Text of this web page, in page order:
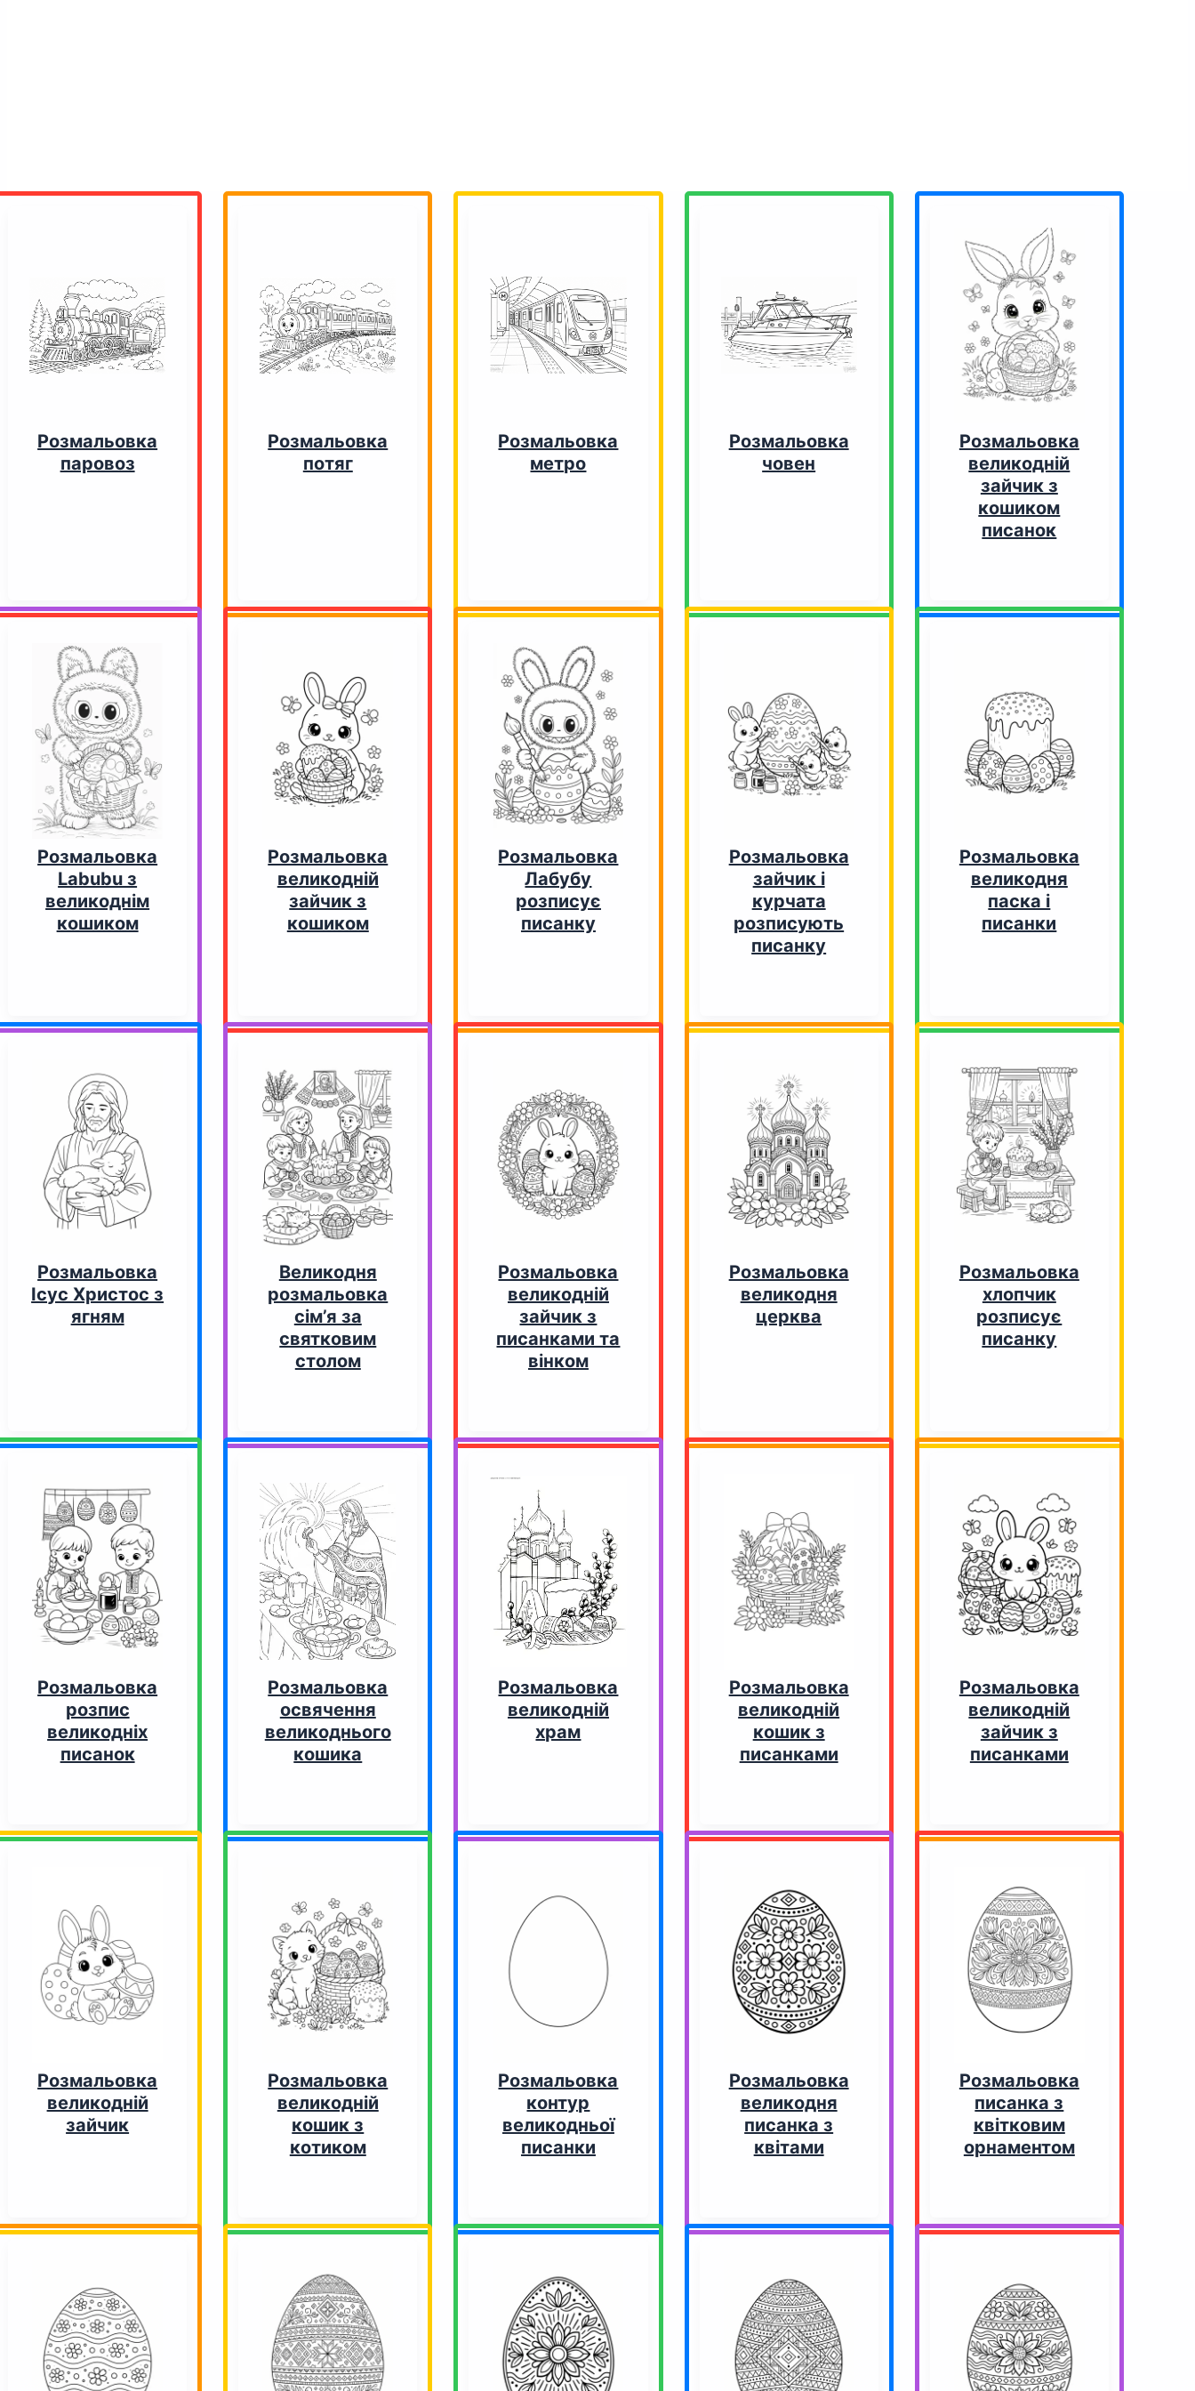
Розмальовка
паровоз
Розмальовка
потяг
Розмальовка
метро
Розмальовка
човен
Розмальовка
великодній
зайчик з
кошиком
писанок
Розмальовка
Labubu з
великоднім
кошиком
Розмальовка
великодній
зайчик з
кошиком
Розмальовка
Лабубу
розписує
писанку
Розмальовка
зайчик і
курчата
розписують
писанку
Розмальовка
великодня
паска і
писанки
Розмальовка
Ісус Христос з
ягням
Великодня
розмальовка
сім’я за
святковим
столом
Розмальовка
великодній
зайчик з
писанками та
вінком
Розмальовка
великодня
церква
Розмальовка
хлопчик
розписує
писанку
Розмальовка
розпис
великодніх
писанок
Розмальовка
освячення
великоднього
кошика
Розмальовка
великодній
храм
Розмальовка
великодній
кошик з
писанками
Розмальовка
великодній
зайчик з
писанками
Розмальовка
великодній
зайчик
Розмальовка
великодній
кошик з
котиком
Розмальовка
контур
великодньої
писанки
Розмальовка
великодня
писанка з
квітами
Розмальовка
писанка з
квітковим
орнаментом